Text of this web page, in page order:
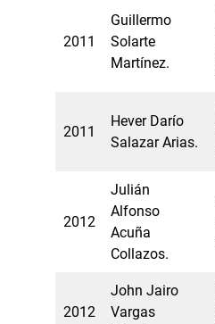
2011
Guillermo
Solarte
Martínez.
2011
Hever Darío
Salazar Arias.
2012
Julián
Alfonso
Acuña
Collazos.
2012
John Jairo
Vargas